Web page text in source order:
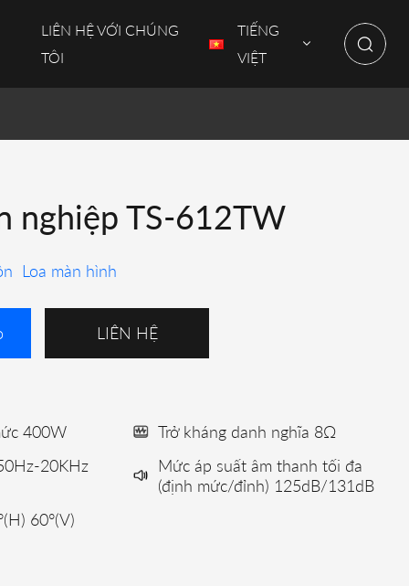
LIÊN HỆ VỚI CHÚNG
TÔI
TIẾNG
VIỆT
nghiệp TS-612TW
Loa màn hình
LIÊN HỆ
400W
Trở kháng danh nghĩa 8Ω
20KHz
Mức áp suất âm thanh tối đa
(định mức/đỉnh) 125dB/131dB
60°(V)